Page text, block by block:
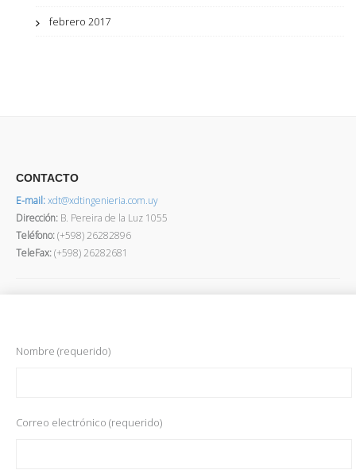
febrero 2017
CONTACTO
E-mail:xdt@xdtingenieria.com.uy
Dirección: B. Pereira de la Luz 1055
Teléfono:(+598) 26282896
TeleFax:(+598) 26282681
Nombre (requerido)
Correo electrónico (requerido)